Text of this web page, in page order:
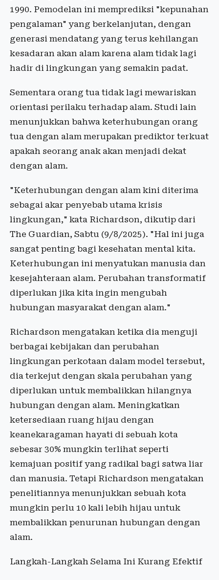
1990. Pemodelan ini memprediksi "kepunahan
pengalaman" yang berkelanjutan, dengan
generasi mendatang yang terus kehilangan
kesadaran akan alam karena alam tidak lagi
hadir di lingkungan yang semakin padat.
Sementara orang tua tidak lagi mewariskan
orientasi perilaku terhadap alam. Studi lain
menunjukkan bahwa keterhubungan orang
tua dengan alam merupakan prediktor terkuat
apakah seorang anak akan menjadi dekat
dengan alam.
"Keterhubungan dengan alam kini diterima
sebagai akar penyebab utama krisis
lingkungan," kata Richardson, dikutip dari
The Guardian, Sabtu (9/8/2025). "Hal ini juga
sangat penting bagi kesehatan mental kita.
Keterhubungan ini menyatukan manusia dan
kesejahteraan alam. Perubahan transformatif
diperlukan jika kita ingin mengubah
hubungan masyarakat dengan alam."
Richardson mengatakan ketika dia menguji
berbagai kebijakan dan perubahan
lingkungan perkotaan dalam model tersebut,
dia terkejut dengan skala perubahan yang
diperlukan untuk membalikkan hilangnya
hubungan dengan alam. Meningkatkan
ketersediaan ruang hijau dengan
keanekaragaman hayati di sebuah kota
sebesar 30% mungkin terlihat seperti
kemajuan positif yang radikal bagi satwa liar
dan manusia. Tetapi Richardson mengatakan
penelitiannya menunjukkan sebuah kota
mungkin perlu 10 kali lebih hijau untuk
membalikkan penurunan hubungan dengan
alam.
Langkah-Langkah Selama Ini Kurang Efektif